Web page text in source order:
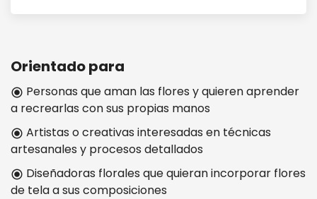
Orientado para
radio_button_checked Personas que aman las flores y quieren aprender
a recrearlas con sus propias manos
radio_button_checked Artistas o creativas interesadas en técnicas
artesanales y procesos detallados
radio_button_checked Diseñadoras florales que quieran incorporar flores
de tela a sus composiciones